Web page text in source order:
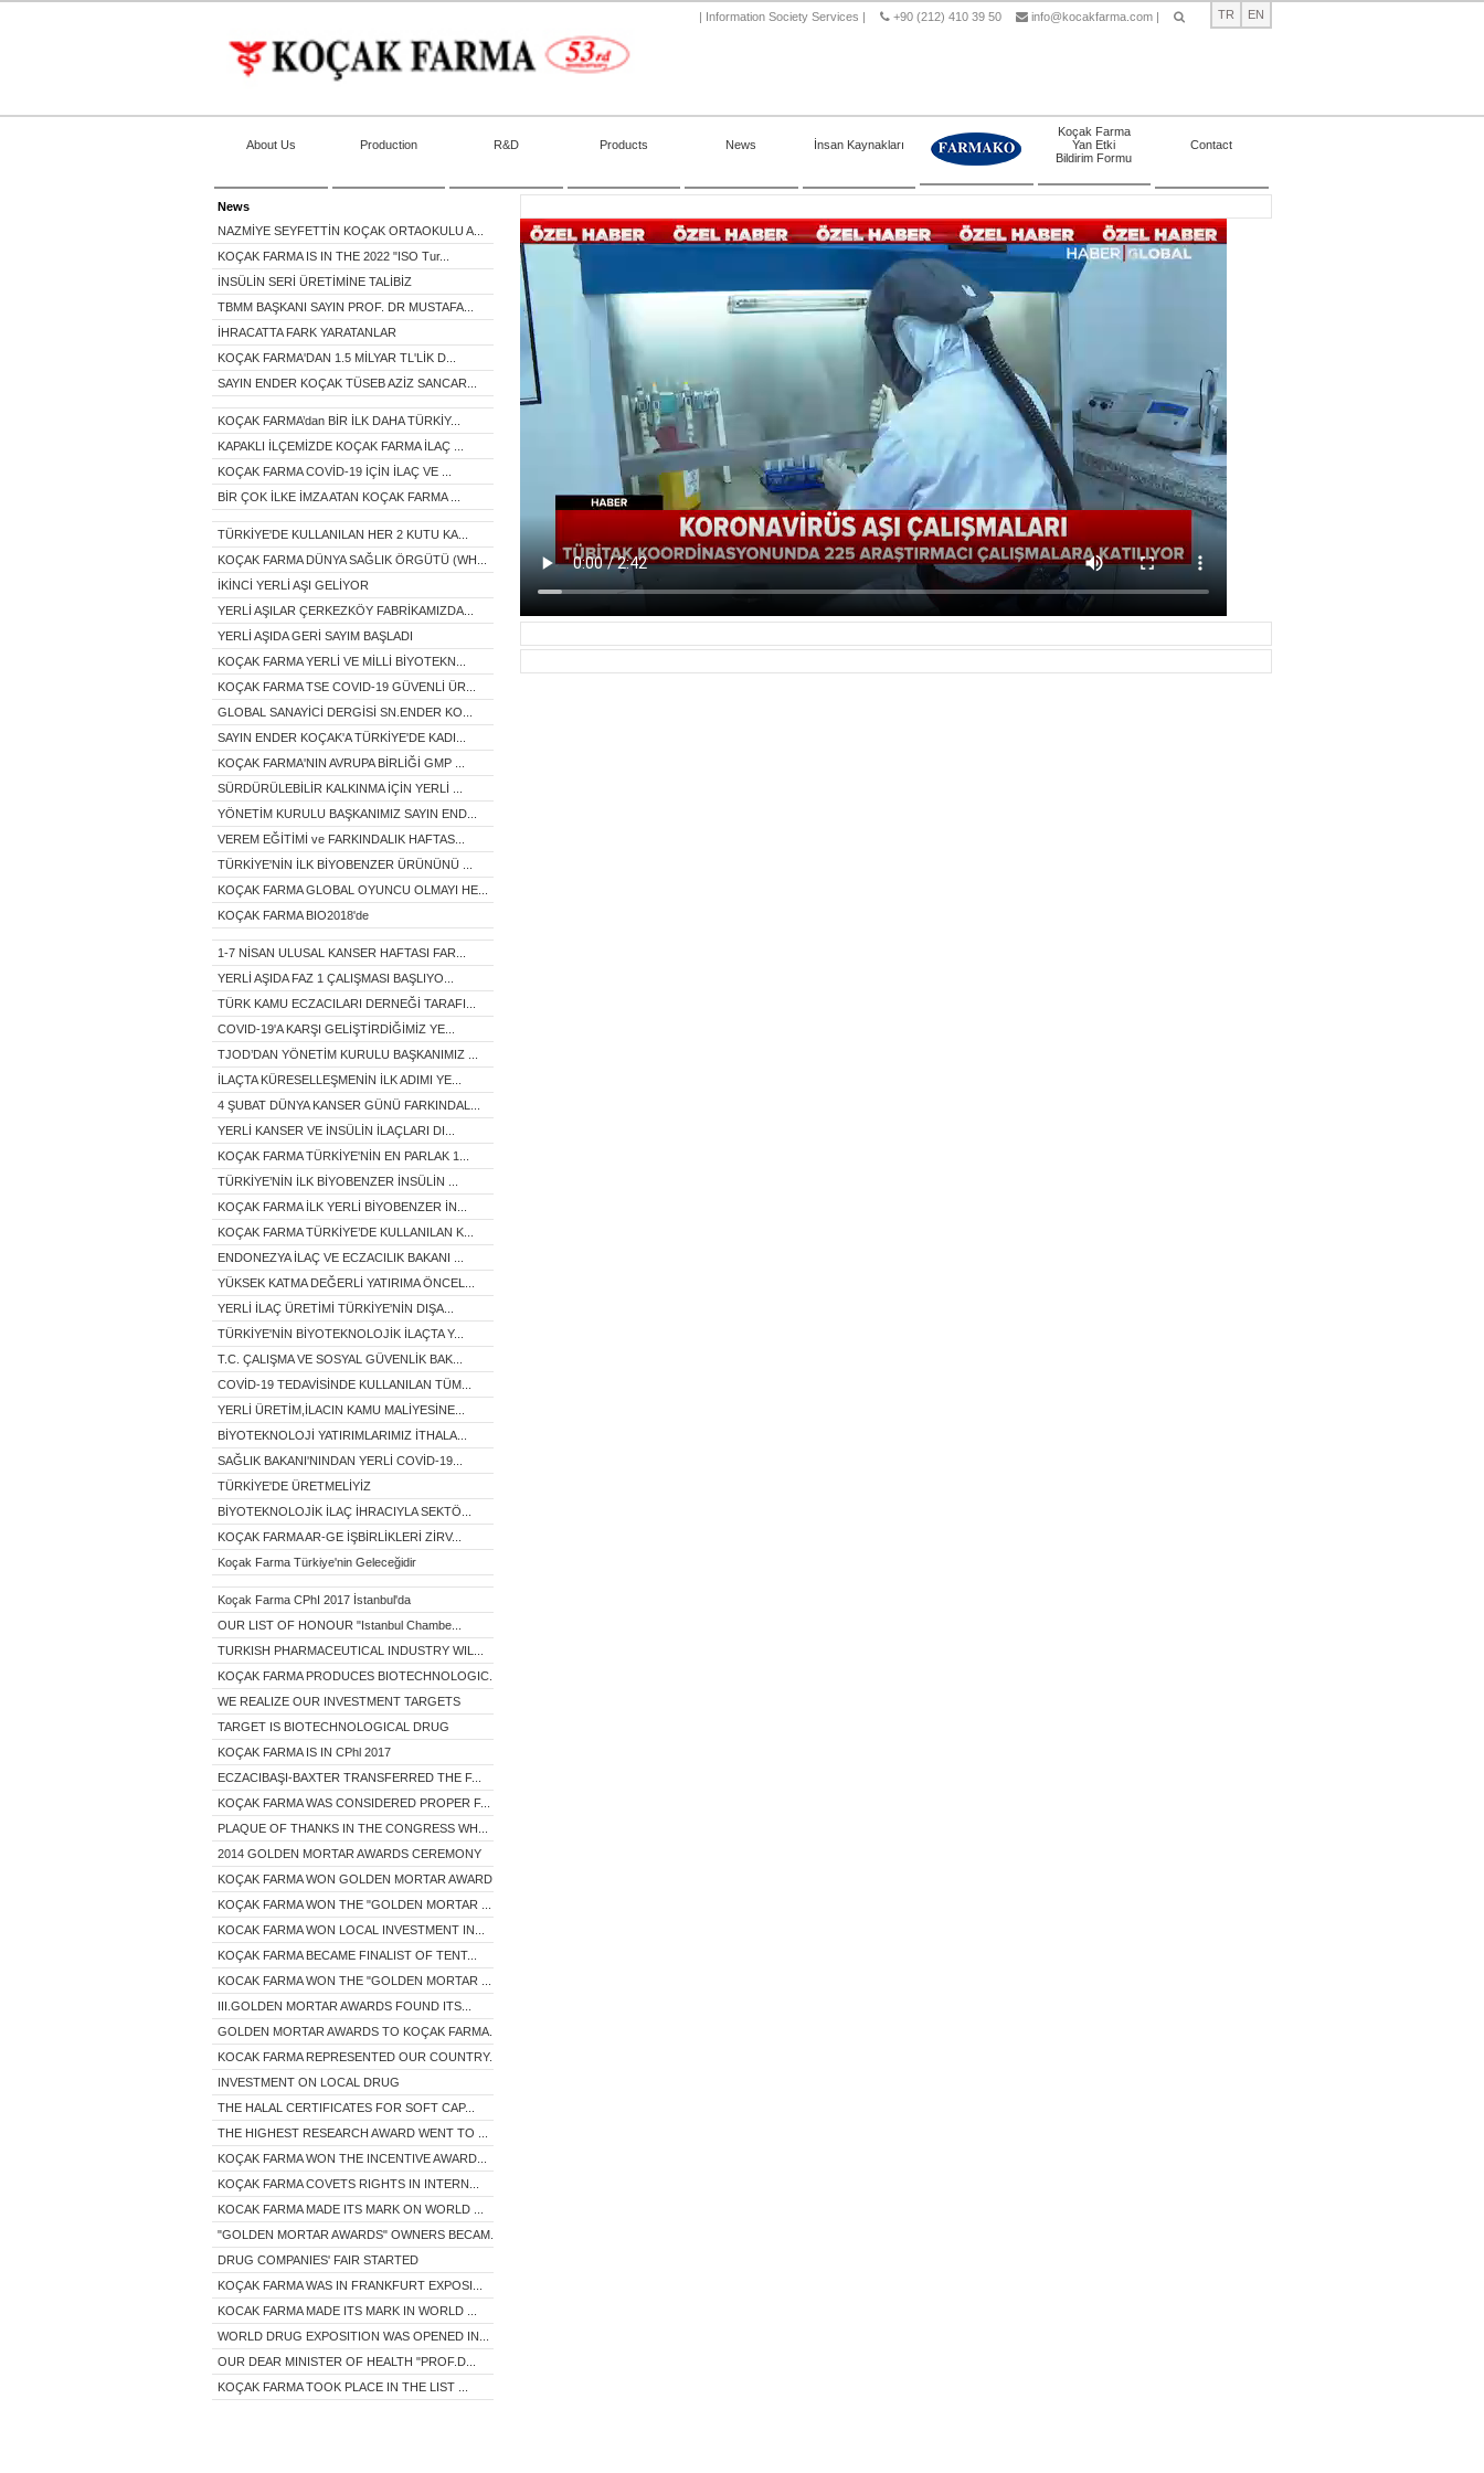
| Information Society Services | +90 (212) 410 39 50 info@kocakfarma.com | TR EN
About Us Production R&D Products News İnsan Kaynakları
Koçak Farma
Yan Etki
Bildirim Formu
Contact
News
NAZMİYE SEYFETTİN KOÇAK ORTAOKULU A...
KOÇAK FARMA IS IN THE 2022 "ISO Tur...
İNSÜLİN SERİ ÜRETİMİNE TALİBİZ
TBMM BAŞKANI SAYIN PROF. DR MUSTAFA...
İHRACATTA FARK YARATANLAR
KOÇAK FARMA'DAN 1.5 MİLYAR TL'LİK D...
SAYIN ENDER KOÇAK TÜSEB AZİZ SANCAR...
KOÇAK FARMA’dan BİR İLK DAHA TÜRKİY...
KAPAKLI İLÇEMİZDE KOÇAK FARMA İLAÇ ...
KOÇAK FARMA COVİD-19 İÇİN İLAÇ VE ...
BİR ÇOK İLKE İMZA ATAN KOÇAK FARMA ...
TÜRKİYE'DE KULLANILAN HER 2 KUTU KA...
KOÇAK FARMA DÜNYA SAĞLIK ÖRGÜTÜ (WH...
İKİNCİ YERLİ AŞI GELİYOR
YERLİ AŞILAR ÇERKEZKÖY FABRİKAMIZDA...
YERLİ AŞIDA GERİ SAYIM BAŞLADI
KOÇAK FARMA YERLİ VE MİLLİ BİYOTEKN...
KOÇAK FARMA TSE COVID-19 GÜVENLİ ÜR...
GLOBAL SANAYİCİ DERGİSİ SN.ENDER KO...
SAYIN ENDER KOÇAK'A TÜRKİYE'DE KADI...
KOÇAK FARMA'NIN AVRUPA BİRLİĞİ GMP ...
SÜRDÜRÜLEBİLİR KALKINMA İÇİN YERLİ ...
YÖNETİM KURULU BAŞKANIMIZ SAYIN END...
VEREM EĞİTİMİ ve FARKINDALIK HAFTAS...
TÜRKİYE'NİN İLK BİYOBENZER ÜRÜNÜNÜ ...
KOÇAK FARMA GLOBAL OYUNCU OLMAYI HE...
KOÇAK FARMA BIO2018'de
1-7 NİSAN ULUSAL KANSER HAFTASI FAR...
YERLİ AŞIDA FAZ 1 ÇALIŞMASI BAŞLIYO...
TÜRK KAMU ECZACILARI DERNEĞİ TARAFI...
COVID-19'A KARŞI GELİŞTİRDİĞİMİZ YE...
TJOD’DAN YÖNETİM KURULU BAŞKANIMIZ ...
İLAÇTA KÜRESELLEŞMENİN İLK ADIMI YE...
4 ŞUBAT DÜNYA KANSER GÜNÜ FARKINDAL...
YERLİ KANSER VE İNSÜLİN İLAÇLARI DI...
KOÇAK FARMA TÜRKİYE'NİN EN PARLAK 1...
TÜRKİYE’NİN İLK BİYOBENZER İNSÜLİN ...
KOÇAK FARMA İLK YERLİ BİYOBENZER İN...
KOÇAK FARMA TÜRKİYE’DE KULLANILAN K...
ENDONEZYA İLAÇ VE ECZACILIK BAKANI ...
YÜKSEK KATMA DEĞERLİ YATIRIMA ÖNCEL...
YERLİ İLAÇ ÜRETİMİ TÜRKİYE'NİN DIŞA...
TÜRKİYE'NİN BİYOTEKNOLOJİK İLAÇTA Y...
T.C. ÇALIŞMA VE SOSYAL GÜVENLİK BAK...
COVİD-19 TEDAVİSİNDE KULLANILAN TÜM...
YERLİ ÜRETİM,İLACIN KAMU MALİYESİNE...
BİYOTEKNOLOJİ YATIRIMLARIMIZ İTHALA...
SAĞLIK BAKANI'NINDAN YERLİ COVİD-19...
TÜRKİYE'DE ÜRETMELİYİZ
BİYOTEKNOLOJİK İLAÇ İHRACIYLA SEKTÖ...
KOÇAK FARMA AR-GE İŞBİRLİKLERİ ZİRV...
Koçak Farma Türkiye'nin Geleceğidir
Koçak Farma CPhI 2017 İstanbul'da
OUR LIST OF HONOUR "Istanbul Chambe...
TURKISH PHARMACEUTICAL INDUSTRY WIL...
KOÇAK FARMA PRODUCES BIOTECHNOLOGIC...
WE REALIZE OUR INVESTMENT TARGETS
TARGET IS BIOTECHNOLOGICAL DRUG
KOÇAK FARMA IS IN CPhl 2017
ECZACIBAŞI-BAXTER TRANSFERRED THE F...
KOÇAK FARMA WAS CONSIDERED PROPER F...
PLAQUE OF THANKS IN THE CONGRESS WH...
2014 GOLDEN MORTAR AWARDS CEREMONY
KOÇAK FARMA WON GOLDEN MORTAR AWARD...
KOÇAK FARMA WON THE "GOLDEN MORTAR ...
KOCAK FARMA WON LOCAL INVESTMENT IN...
KOÇAK FARMA BECAME FINALIST OF TENT...
KOCAK FARMA WON THE "GOLDEN MORTAR ...
III.GOLDEN MORTAR AWARDS FOUND ITS...
GOLDEN MORTAR AWARDS TO KOÇAK FARMA...
KOCAK FARMA REPRESENTED OUR COUNTRY...
INVESTMENT ON LOCAL DRUG
THE HALAL CERTIFICATES FOR SOFT CAP...
THE HIGHEST RESEARCH AWARD WENT TO ...
KOÇAK FARMA WON THE INCENTIVE AWARD...
KOÇAK FARMA COVETS RIGHTS IN INTERN...
KOCAK FARMA MADE ITS MARK ON WORLD ...
"GOLDEN MORTAR AWARDS" OWNERS BECAM...
DRUG COMPANIES' FAIR STARTED
KOÇAK FARMA WAS IN FRANKFURT EXPOSI...
KOCAK FARMA MADE ITS MARK IN WORLD ...
WORLD DRUG EXPOSITION WAS OPENED IN...
OUR DEAR MINISTER OF HEALTH "PROF.D...
KOÇAK FARMA TOOK PLACE IN THE LIST ...